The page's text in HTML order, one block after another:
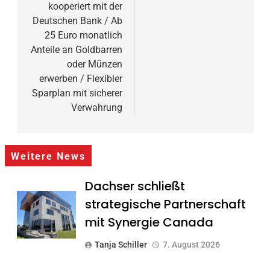
kooperiert mit der
Deutschen Bank / Ab
25 Euro monatlich
Anteile an Goldbarren
oder Münzen
erwerben / Flexibler
Sparplan mit sicherer
Verwahrung
Weitere News
Dachser schließt
strategische Partnerschaft
mit Synergie Canada
Tanja Schiller 7. August 2026